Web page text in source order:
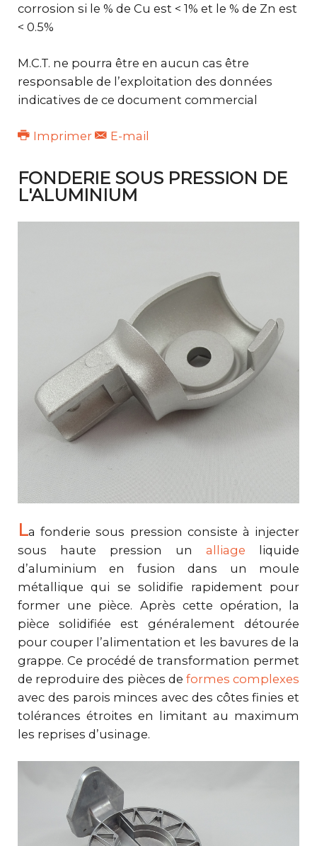
corrosion si le % de Cu est < 1% et le % de Zn est
< 0.5%
M.C.T. ne pourra être en aucun cas être
responsable de l’exploitation des données
indicatives de ce document commercial
Imprimer E-mail
FONDERIE SOUS PRESSION DE
L'ALUMINIUM
La fonderie sous pression consiste à injecter
sous haute pression un alliage liquide
d’aluminium en fusion dans un moule
métallique qui se solidifie rapidement pour
former une pièce. Après cette opération, la
pièce solidifiée est généralement détourée
pour couper l’alimentation et les bavures de la
grappe. Ce procédé de transformation permet
de reproduire des pièces de formes complexes
avec des parois minces avec des côtes finies et
tolérances étroites en limitant au maximum
les reprises d’usinage.